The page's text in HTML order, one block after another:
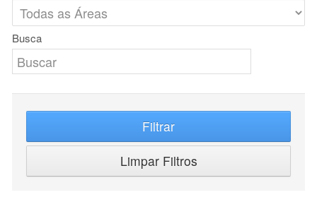
Busca
Filtrar
Limpar Filtros